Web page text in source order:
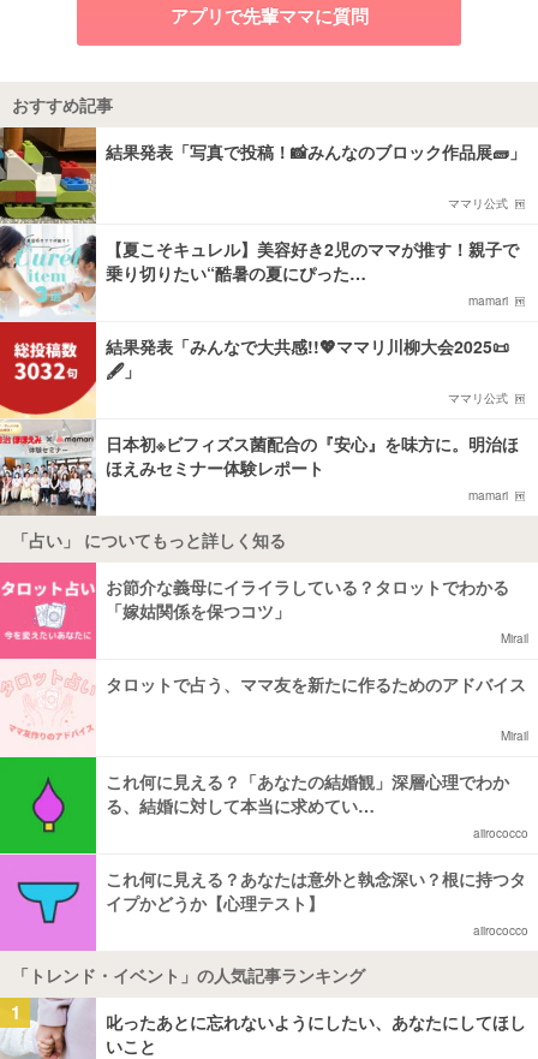
アプリで先輩ママに質問
おすすめ記事
結果発表「写真で投稿！📸みんなのブロック作品展🧱」
ママリ公式
【夏こそキュレル】美容好き2児のママが推す！親子で
乗り切りたい“酷暑の夏にぴった…
mamari
結果発表「みんなで大共感!!💖ママリ川柳大会2025📜
🖋️」
ママリ公式
日本初※ビフィズス菌配合の『安心』を味方に。明治ほ
ほえみセミナー体験レポート
mamari
「占い」 についてもっと詳しく知る
お節介な義母にイライラしている？タロットでわかる
「嫁姑関係を保つコツ」
Mirail
タロットで占う、ママ友を新たに作るためのアドバイス
Mirail
これ何に見える？「あなたの結婚観」深層心理でわか
る、結婚に対して本当に求めてい…
aiirococco
これ何に見える？あなたは意外と執念深い？根に持つタ
イプかどうか【心理テスト】
aiirococco
「トレンド・イベント」の人気記事ランキング
1
叱ったあとに忘れないようにしたい、あなたにしてほし
いこと